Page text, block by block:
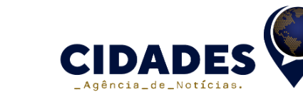
Goiânia 24º